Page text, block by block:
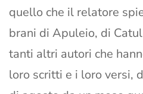
quello che il relatore
brani di Apuleio, di
tanti altri autori che
loro scritti e i loro versi,